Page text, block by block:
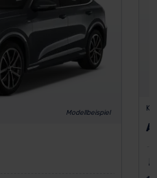
Modellbeispiel